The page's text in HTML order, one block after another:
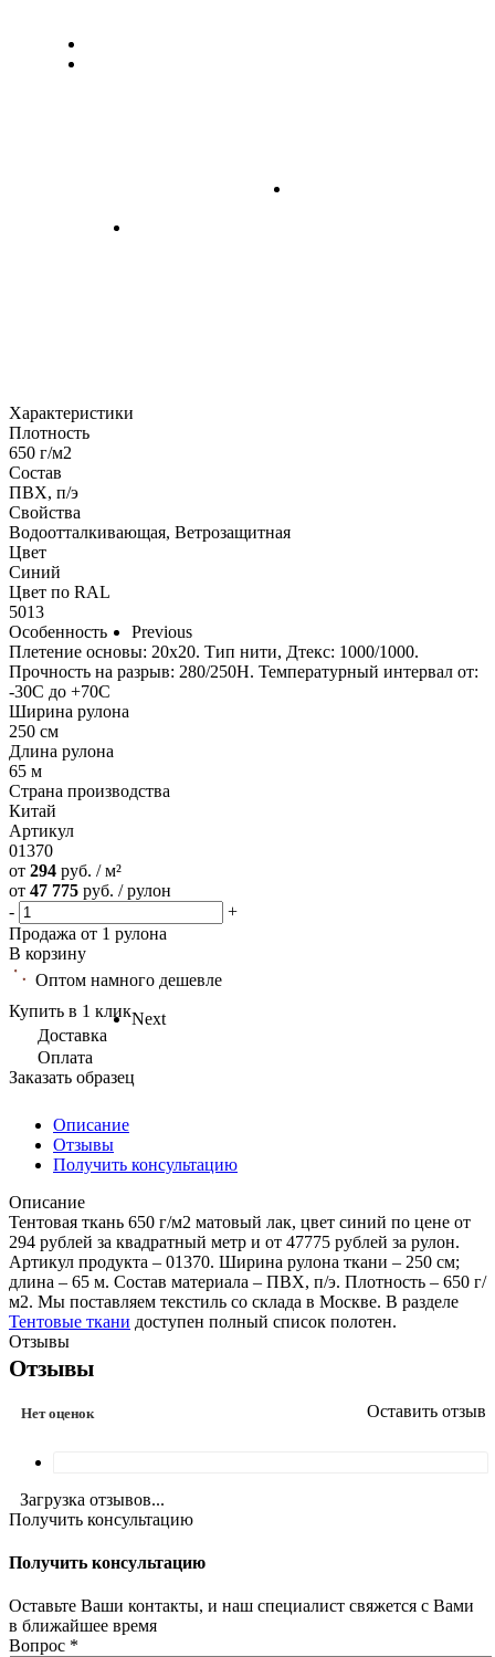
Previous
Next
Характеристики
Плотность
650 г/м2
Состав
ПВХ, п/э
Свойства
Водоотталкивающая, Ветрозащитная
Цвет
Синий
Цвет по RAL
5013
Особенность
Плетение основы: 20х20. Тип нити, Дтекс: 1000/1000.
Прочность на разрыв: 280/250Н. Температурный интервал от:
-30С до +70С
Ширина рулона
250 см
Длина рулона
65 м
Страна производства
Китай
Артикул
01370
от 294 руб. / м²
от 47 775 руб. / рулон
-
+
Продажа от 1 рулона
В корзину
Оптом намного дешевле
Купить в 1 клик
Доставка
Оплата
Заказать образец
Описание
Отзывы
Получить консультацию
Описание
Тентовая ткань 650 г/м2 матовый лак, цвет синий по цене от
294 рублей за квадратный метр и от 47775 рублей за рулон.
Артикул продукта – 01370. Ширина рулона ткани – 250 см;
длина – 65 м. Состав материала – ПВХ, п/э. Плотность – 650 г/
м2. Мы поставляем текстиль со склада в Москве. В разделе
Тентовые ткани доступен полный список полотен.
Отзывы
Отзывы
Нет оценок Оставить отзыв
Загрузка отзывов...
Получить консультацию
Получить консультацию
Оставьте Ваши контакты, и наш специалист свяжется с Вами
в ближайшее время
Вопрос *